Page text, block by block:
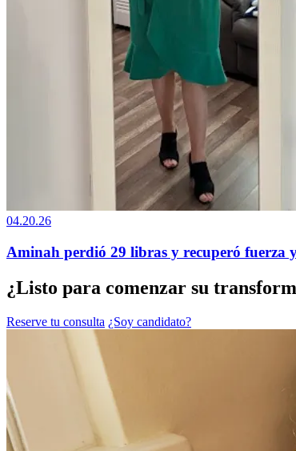
04.20.26
Aminah perdió 29 libras y recuperó fuerza
¿Listo para comenzar su
Reserve tu consulta ¿Soy candidato?